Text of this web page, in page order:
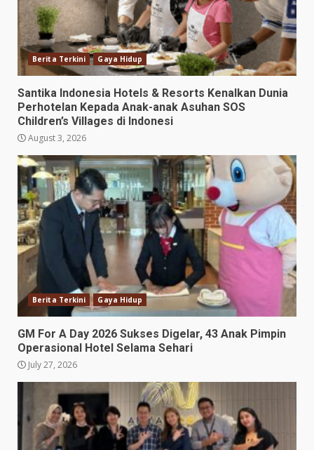
Berita Terkini Gaya Hidup
Santika Indonesia Hotels & Resorts Kenalkan Dunia
Perhotelan Kepada Anak-anak Asuhan SOS
Children’s Villages di Indonesi
August 3, 2026
Berita Terkini Gaya Hidup
GM For A Day 2026 Sukses Digelar, 43 Anak Pimpin
Operasional Hotel Selama Sehari
July 27, 2026